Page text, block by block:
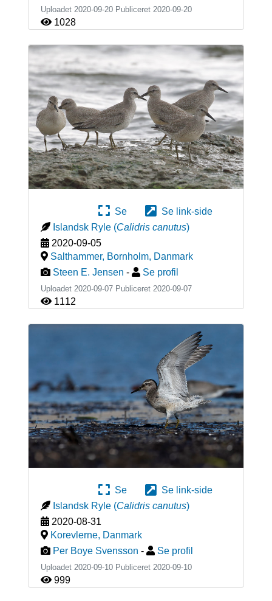
Uploadet 2020-09-20 Publiceret 2020-09-20
1028
Se
Se link-side
Islandsk Ryle (Calidris canutus)
2020-09-05
Salthammer, Bornholm, Danmark
Steen E. Jensen - Se profil
Uploadet 2020-09-07 Publiceret 2020-09-07
1112
Se
Se link-side
Islandsk Ryle (Calidris canutus)
2020-08-31
Korevlerne, Danmark
Per Boye Svensson - Se profil
Uploadet 2020-09-10 Publiceret 2020-09-10
999